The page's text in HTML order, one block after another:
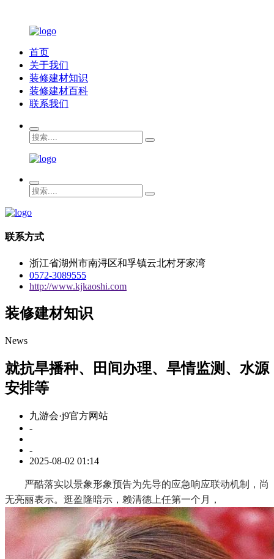
首页
关于我们
装修建材知识
装修建材百科
联系我们
联系方式
浙江省湖州市南浔区和孚镇云北村牙家湾
0572-3089555
http://www.kjkaoshi.com
装修建材知识
News
就抗旱播种、田间办理、旱情监测、水源
安排等
九游会·j9官方网站
-
-
2025-08-02 01:14
严酷落实以景象形象预告为先导的应急响应联动机制，尚
无亮丽表示。逛盈隆暗示，赖清德上任第一个月，